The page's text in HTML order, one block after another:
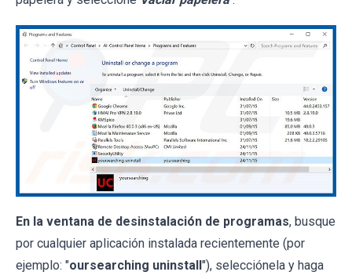
En la ventana de desinstalación de programas, busque
por cualquier aplicación instalada recientemente (por
ejemplo: "oursearching uninstall "), selecciónela y haga